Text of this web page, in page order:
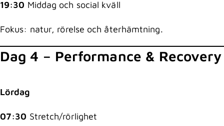
19:30 Middag och social kväll
Fokus: natur, rörelse och återhämtning.
Dag 4 – Performance & Recovery
Lördag
07:30 Stretch/rörlighet